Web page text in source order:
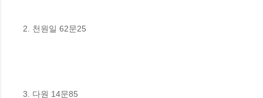
2. 천원일 62문25
3. 다원 14문85